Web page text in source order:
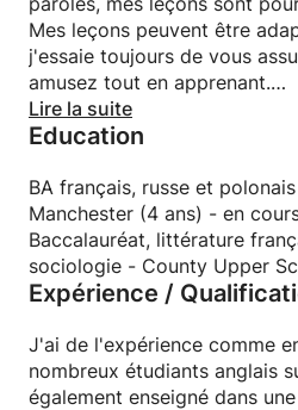
Mes leçons peuvent être
j'essaie toujours de vous
amusez tout en apprenant.
Je suis quelqu'un qui aime
de partout dans le monde et
suis également passionné par
donc pleinement conscient du
d’apprentissage des langues.
Je viens de rentrer d'un séjour
où je donnais des cours et
Lire la suite
Education
BA français, russe et
Manchester (4 ans) - en
Baccalauréat, littérature
sociologie - County Upper
Expérience /
J'ai de l'expérience comme
nombreux étudiants anglais
également enseigné dans